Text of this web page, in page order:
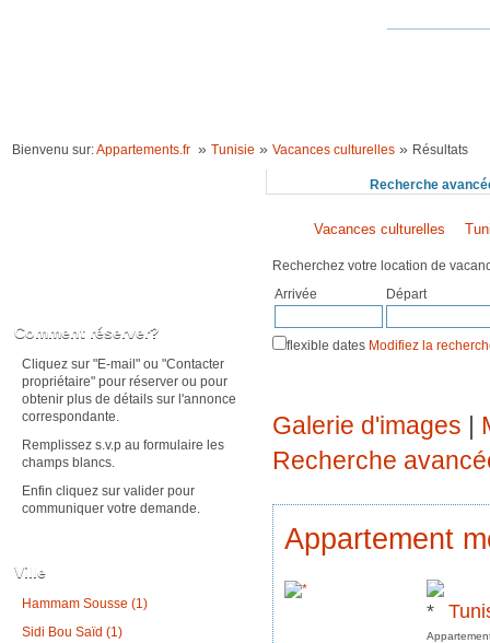
Bienvenu sur:Appartements.fr » Tunisie » Vacances culturelles » Résultats
Comment réserver?
Cliquez sur "E-mail" ou "Contacter
propriétaire" pour réserver ou pour
obtenir plus de détails sur l'annonce
correspondante.
Remplissez s.v.p au formulaire les
champs blancs.
Enfin cliquez sur valider pour
communiquer votre demande.
Ville
Hammam Sousse (1)
Sidi Bou Saïd (1)
Recherche
Vacances culturelles
Recherchez votre location de
Arrivée
Départ
flexible dates Modifiez la
Galerie d'images |
Recherche
Appartement